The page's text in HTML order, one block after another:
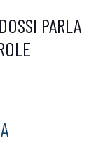
PARLA